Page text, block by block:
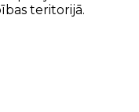
teritorijā.